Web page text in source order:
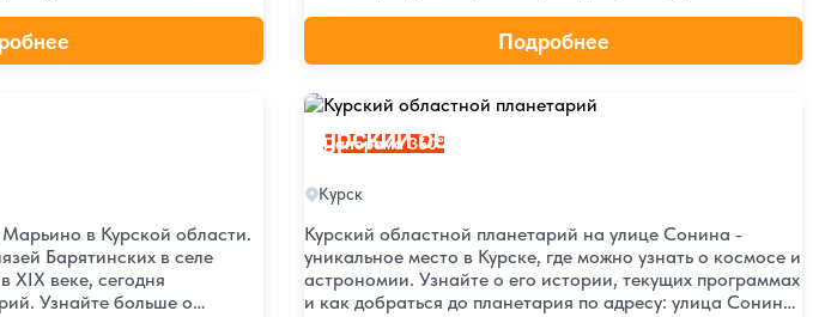
Подробнее
в Курской области.
Барятинских в селе
XIX веке, сегодня
Узнайте больше о
Курский областной планетарий
Панорама 360°
Курский областной планетарий
Курск
Курский областной планетарий на улице Сонина -
уникальное место в Курске, где можно узнать о космосе и
астрономии. Узнайте о его истории, текущих программах
и как добраться до планетария по адресу: улица Сонина,